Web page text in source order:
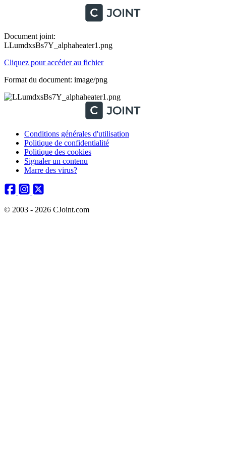
Document joint:
LLumdxsBs7Y_alphaheater1.png
Cliquez pour accéder au fichier
Format du document: image/png
Conditions générales d'utilisation
Politique de confidentialité
Politique des cookies
Signaler un contenu
Marre des virus?
© 2003 - 2026 CJoint.com